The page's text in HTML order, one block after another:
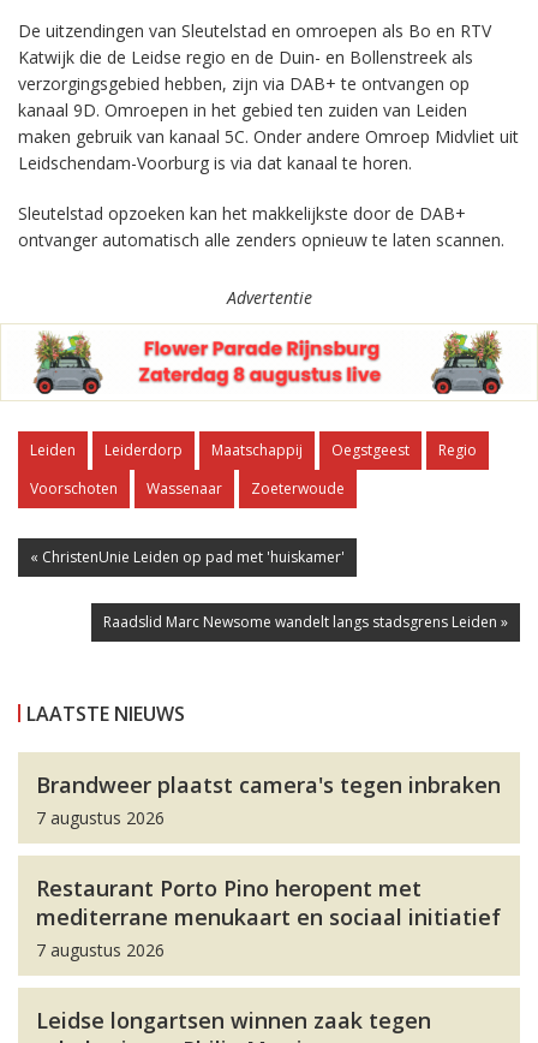
De uitzendingen van Sleutelstad en omroepen als Bo en RTV
Katwijk die de Leidse regio en de Duin- en Bollenstreek als
verzorgingsgebied hebben, zijn via DAB+ te ontvangen op
kanaal 9D. Omroepen in het gebied ten zuiden van Leiden
maken gebruik van kanaal 5C. Onder andere Omroep Midvliet uit
Leidschendam-Voorburg is via dat kanaal te horen.
Sleutelstad opzoeken kan het makkelijkste door de DAB+
ontvanger automatisch alle zenders opnieuw te laten scannen.
Advertentie
Leiden Leiderdorp Maatschappij Oegstgeest
Regio
Voorschoten
Wassenaar Zoeterwoude
« ChristenUnie Leiden op pad met 'huiskamer'
Raadslid Marc Newsome wandelt langs stadsgrens Leiden »
LAATSTE NIEUWS
Brandweer plaatst camera's tegen inbraken
7 augustus 2026
Restaurant Porto Pino heropent met
mediterrane menukaart en sociaal initiatief
7 augustus 2026
Leidse longartsen winnen zaak tegen